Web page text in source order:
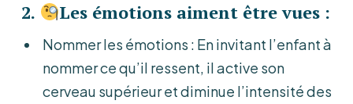
2. Les émotions aiment être vues :
Nommer les émotions : En invitant l’enfant à
nommer ce qu’il ressent, il active son
cerveau supérieur et diminue l’intensité des